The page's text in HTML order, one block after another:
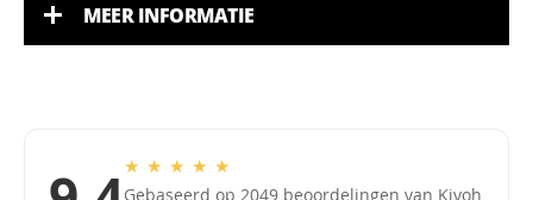
MEER INFORMATIE
★ ★ ★ ★ ★
Gebaseerd op 2049 beoordelingen van Kiyoh